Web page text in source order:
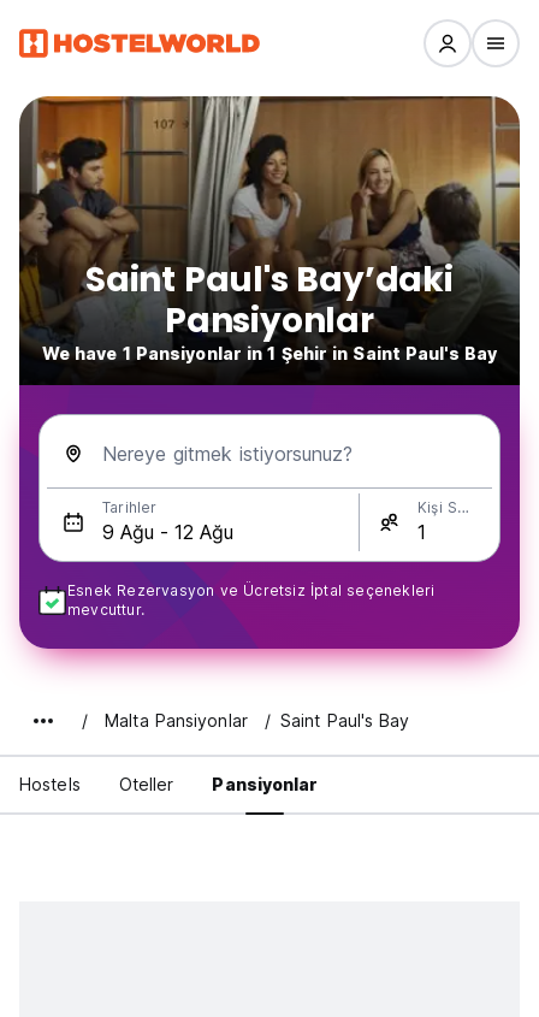
Saint Paul's Bay’daki
Pansiyonlar
We have 1 Pansiyonlar in 1 Şehir in Saint Paul's Bay
Nereye gitmek istiyorsunuz?
Tarihler Kişi Sayısı
Esnek Rezervasyon ve Ücretsiz İptal seçenekleri
mevcuttur.
Malta Pansiyonlar Saint Paul's Bay
Hostels Oteller Pansiyonlar